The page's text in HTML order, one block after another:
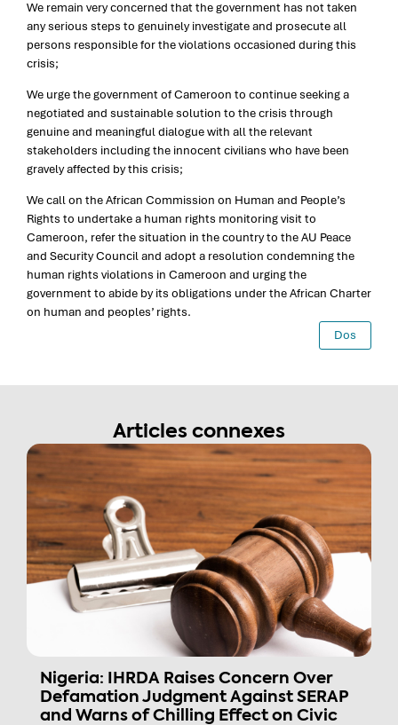
We remain very concerned that the government has not taken
any serious steps to genuinely investigate and prosecute all
persons responsible for the violations occasioned during this
crisis;
We urge the government of Cameroon to continue seeking a
negotiated and sustainable solution to the crisis through
genuine and meaningful dialogue with all the relevant
stakeholders including the innocent civilians who have been
gravely affected by this crisis;
We call on the African Commission on Human and People’s
Rights to undertake a human rights monitoring visit to
Cameroon, refer the situation in the country to the AU Peace
and Security Council and adopt a resolution condemning the
human rights violations in Cameroon and urging the
government to abide by its obligations under the African Charter
on human and peoples’ rights.
Dos
Articles connexes
Nigeria: IHRDA Raises Concern Over
Defamation Judgment Against SERAP
and Warns of Chilling Effect on Civic